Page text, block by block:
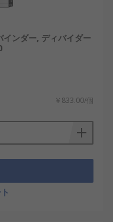
ンダー, ディバイダー
￥833.00/個